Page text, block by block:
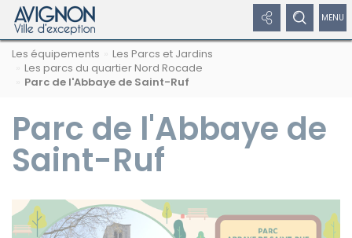
Afficher
recherche
Rechercher
sur
avignon.fr
Afficher
sociaux
Nous
suivre
réseaux
sociaux
Masquer
les
Navigation
parLes équipements
Les Parcs et Jardins
Les parcs du quartier Nord Rocade
Parc de l'Abbaye de Saint-Ruf
Parc de l'Abbaye de
Saint-Ruf
Panneau de gestion des cookies